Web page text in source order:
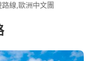
線,歐洲中文團